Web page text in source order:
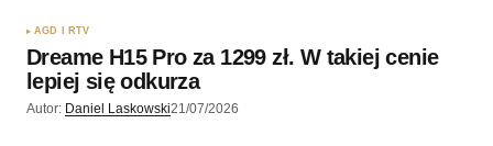
AGD I RTV
Dreame H15 Pro za 1299 zł. W takiej cenie
lepiej się odkurza
Autor: Daniel Laskowski21/07/2026